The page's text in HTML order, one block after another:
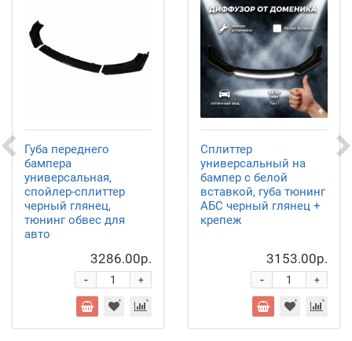
Губа переднего
бампера
универсальная,
спойлер-сплиттер
черный глянец,
тюнинг обвес для
авто
3286.00р.
+
-
Сплиттер
универсальный на
бампер с белой
вставкой, губа тюнинг
АБС черный глянец +
крепеж
3153.00р.
+
-